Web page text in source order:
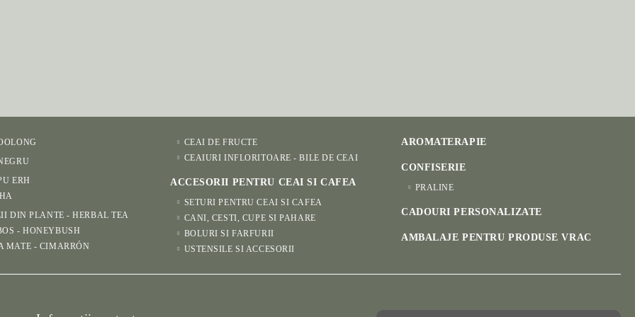
ERH
DIN PLANTE - HERBAL TEA
- HONEYBUSH
MATE - CIMARRÓN
CEAI DE FRUCTE
CEAIURI INFLORITOARE - BILE DE CEAI
ACCESORII PENTRU CEAI SI CAFEA
SETURI PENTRU CEAI SI CAFEA
CANI, CESTI, CUPE SI PAHARE
BOLURI SI FARFURII
USTENSILE SI ACCESORII
AROMATERAPIE
CONFISERIE
PRALINE
CADOURI PERSONALIZATE
AMBALAJE PENTRU PRODUSE VRAC